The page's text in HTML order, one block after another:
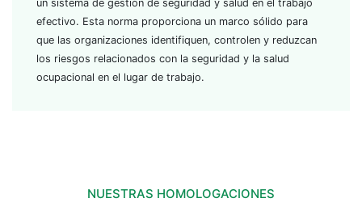
un sistema de gestión de seguridad y salud en el trabajo
efectivo. Esta norma proporciona un marco sólido para
que las organizaciones identifiquen, controlen y reduzcan
los riesgos relacionados con la seguridad y la salud
ocupacional en el lugar de trabajo.
NUESTRAS HOMOLOGACIONES